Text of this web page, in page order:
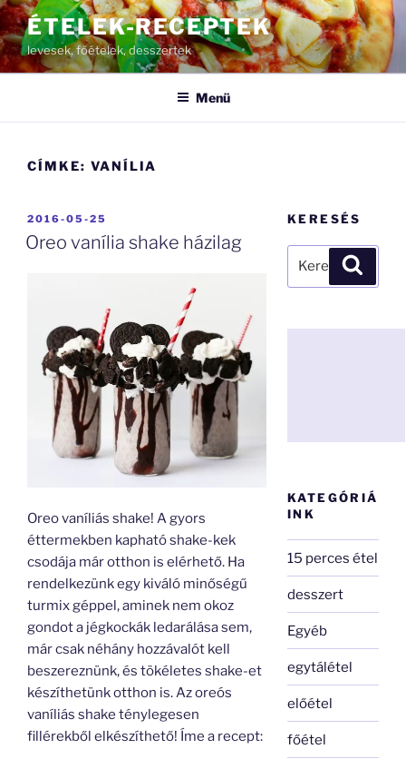
Tartalomhoz
ÉTELEK-RECEPTEK
levesek, főételek, desszertek
Menü
CÍMKE: VANÍLIA
BEKÜLDVE:
2016-05-25
Oreo vanília shake házilag
Oreo vaníliás shake! A gyors
éttermekben kapható shake-kek
csodája már otthon is elérhető. Ha
rendelkezünk egy kiváló minőségű
turmix géppel, aminek nem okoz
gondot a jégkockák ledarálása sem,
már csak néhány hozzávalót kell
beszereznünk, és tökéletes shake-et
készíthetünk otthon is. Az oreós
vaníliás shake ténylegesen
fillérekből elkészíthető! Íme a recept:
KERESÉS
Keresés
KATEGÓRIÁ
INK
15 perces étel
desszert
Egyéb
egytálétel
előétel
főétel